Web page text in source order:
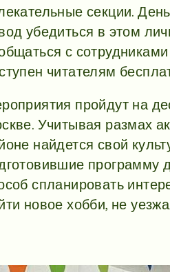
секции.
убедиться в этом
с сотрудниками
читателям
пройдут на
Учитывая размах
найдется свой
программу
спланировать
новое хобби, не